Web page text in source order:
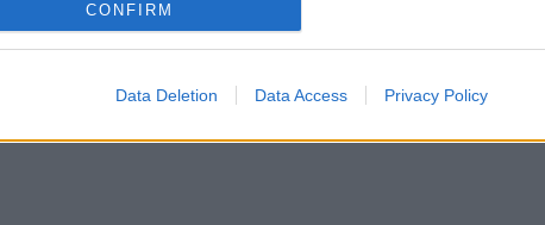
CONFIRM
Data Deletion Data Access Privacy Policy